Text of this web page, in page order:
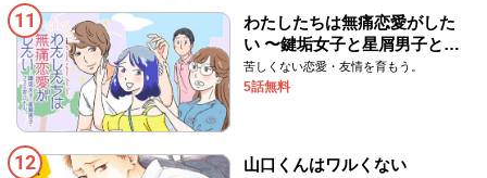
11
わたしたちは無痛恋愛がした
い 〜鍵垢女子と星屑男子とフ
ェミおじさん〜
苦しくない恋愛・友情を育もう。
5話無料
12 山口くんはワルくない